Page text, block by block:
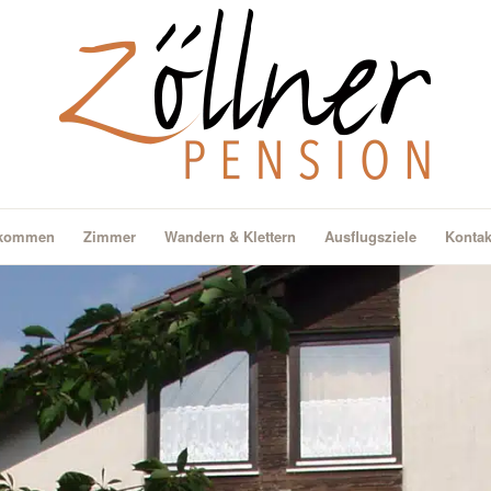
Zimmer Wandern & Klettern Ausflugsziele